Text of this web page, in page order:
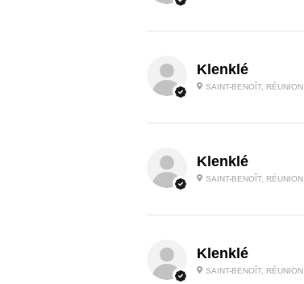
Klenklé
SAINT-BENOÎT, RÉUNION
Klenklé
SAINT-BENOÎT, RÉUNION
Klenklé
SAINT-BENOÎT, RÉUNION